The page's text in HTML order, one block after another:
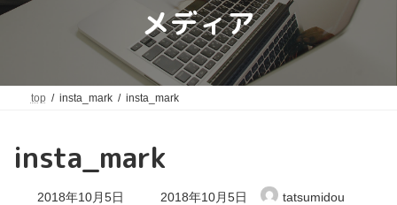
メディア
top insta_mark insta_mark
insta_mark
2018年10月5日
最
2018年10月5日 tatsumidou